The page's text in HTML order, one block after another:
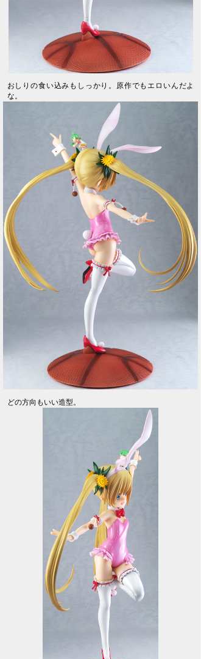
おしりの食い込みもしっかり。原作でもエロいんだよ
な。
どの方向もいい造型。